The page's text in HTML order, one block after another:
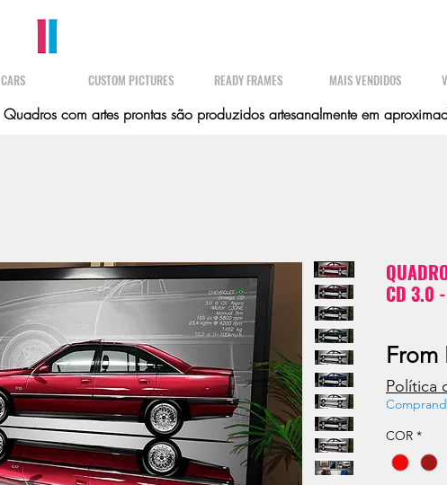
CARS CUSTOM PICTURES READY FRAMES MAIS VENDIDOS
Quadros com artes prontas são produzidos artesanalmente em
CD 3.0 -
From
Política
COR *